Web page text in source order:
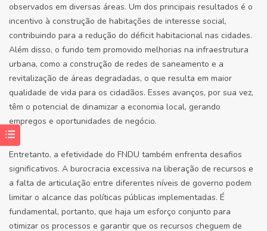
observados em diversas áreas. Um dos principais resultados é o
incentivo à construção de habitações de interesse social,
contribuindo para a redução do déficit habitacional nas cidades.
Além disso, o fundo tem promovido melhorias na infraestrutura
urbana, como a construção de redes de saneamento e a
revitalização de áreas degradadas, o que resulta em maior
qualidade de vida para os cidadãos. Esses avanços, por sua vez,
têm o potencial de dinamizar a economia local, gerando
empregos e oportunidades de negócio.
Entretanto, a efetividade do FNDU também enfrenta desafios
significativos. A burocracia excessiva na liberação de recursos e
a falta de articulação entre diferentes níveis de governo podem
limitar o alcance das políticas públicas implementadas. É
fundamental, portanto, que haja um esforço conjunto para
otimizar os processos e garantir que os recursos cheguem de